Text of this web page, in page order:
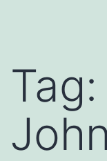
Tag: